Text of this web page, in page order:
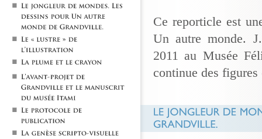
Ce reporticle est
Un autre monde.
2011 au Musée
continue des figures